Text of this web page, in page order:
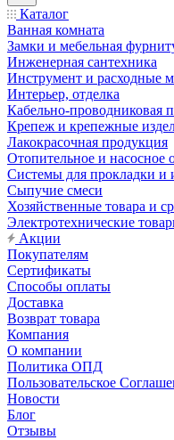
Каталог
Ванная комната
Замки и мебельная
Инженерная сантехника
Инструмент и расходные
Интерьер, отделка
Кабельно-проводниковая
Крепеж и крепежные
Лакокрасочная продукция
Отопительное и насосное
Системы для прокладки и
Сыпучие смеси
Хозяйственные товара и
Электротехнические
Акции
Покупателям
Сертификаты
Способы оплаты
Доставка
Возврат товара
Компания
О компании
Политика ОПД
Пользовательское
Новости
Блог
Отзывы